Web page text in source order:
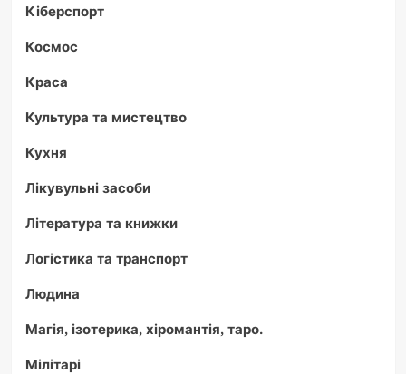
Кіберспорт
Космос
Краса
Культура та мистецтво
Кухня
Лікувульні засоби
Література та книжки
Логістика та транспорт
Людина
Магія, ізотерика, хіромантія, таро.
Мілітарі